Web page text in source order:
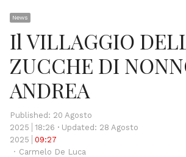
News
Il VILLAGGIO
ZUCCHE DI
ANDREA
Published: 20 Agosto
2025
18:26
Updated: 28 Agosto
2025
09:27
Author
Carmelo De Luca